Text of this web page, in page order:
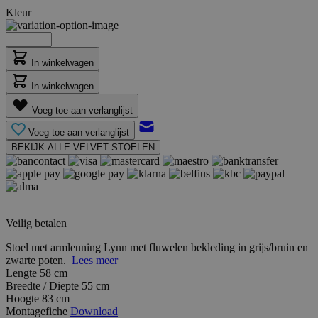
Kleur
In winkelwagen
In winkelwagen
Voeg toe aan verlanglijst
Voeg toe aan verlanglijst
BEKIJK ALLE VELVET STOELEN
Veilig betalen
Stoel met armleuning Lynn met fluwelen bekleding in grijs/bruin en
zwarte poten. Lees meer
Lengte 58 cm
Breedte / Diepte 55 cm
Hoogte 83 cm
Montagefiche Download